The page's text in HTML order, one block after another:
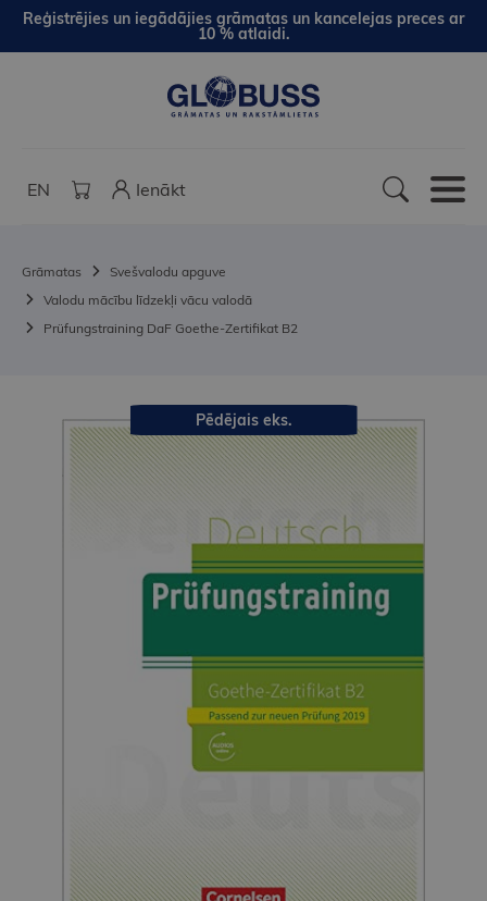
Reģistrējies un iegādājies grāmatas un kancelejas preces ar
10 % atlaidi.
EN Ienākt
Grāmatas
Svešvalodu apguve
Valodu mācību līdzekļi vācu valodā
Prüfungstraining DaF Goethe-Zertifikat B2
Pēdējais eks.